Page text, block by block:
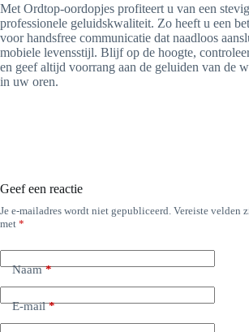
Met Ordtop-oordopjes profiteert u van een
professionele geluidskwaliteit. Zo heeft u een
voor handsfree communicatie dat naadloos
mobiele levensstijl. Blijf op de hoogte,
en geef altijd voorrang aan de geluiden van de
in uw oren.
Geef een reactie
Je e-mailadres wordt niet gepubliceerd. Vereiste velden
met *
Naam*
E-mail*